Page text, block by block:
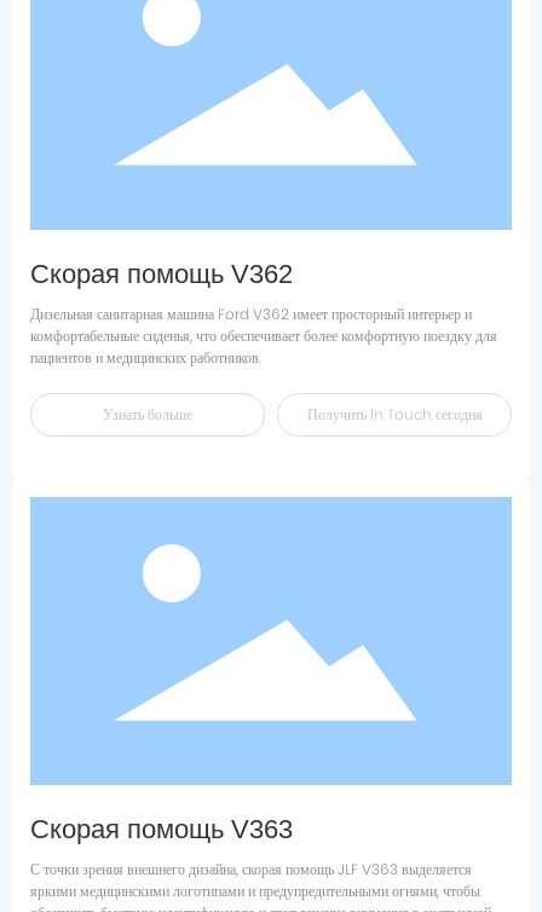
Скорая помощь V362
Дизельная санитарная машина Ford V362 имеет просторный интерьер и
комфортабельные сиденья, что обеспечивает более комфортную поездку для
Узнать больше Получить ln Touch сегодня
Скорая помощь V363
С точки зрения внешнего дизайна, скорая помощь JLF V363 выделяется
яркими медицинскими логотипами и предупредительными огнями, чтобы